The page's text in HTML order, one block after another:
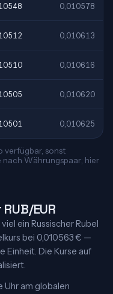
0,010578
0,010613
0,010616
0,010620
0,010625
verfügbar, sonst
nach Währungspaar; hier
EUR
ein Russischer Rubel
bei 0,010563 € —
Einheit. Die Kurse auf
Uhr am globalen